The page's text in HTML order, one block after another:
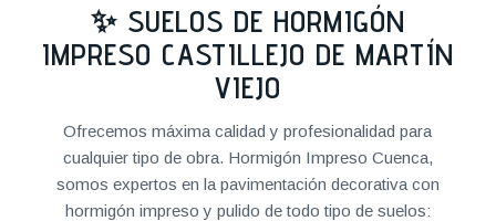
✨ SUELOS DE HORMIGÓN
IMPRESO CASTILLEJO DE MARTÍN
VIEJO
Ofrecemos máxima calidad y profesionalidad para
cualquier tipo de obra. Hormigón Impreso Cuenca,
somos expertos en la pavimentación decorativa con
hormigón impreso y pulido de todo tipo de suelos: